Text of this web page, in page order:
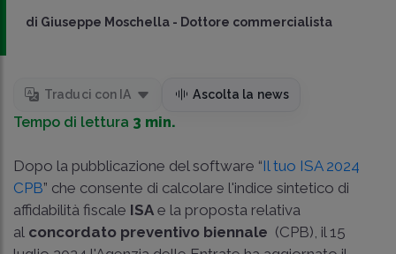
di Giuseppe Moschella - Dottore commercialista
Traduci con IA Ascolta la news
Tempo di lettura 3 min.
Dopo la pubblicazione del software “Il tuo ISA 2024
CPB” che consente di calcolare l'indice sintetico di
affidabilità fiscale ISA e la proposta relativa
al concordato preventivo biennale (CPB), il 15